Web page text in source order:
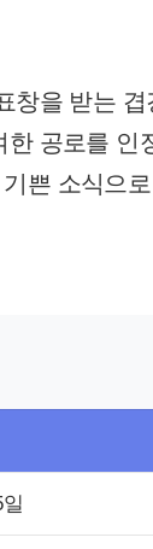
창을 받는
공로를 인
쁜 소식으